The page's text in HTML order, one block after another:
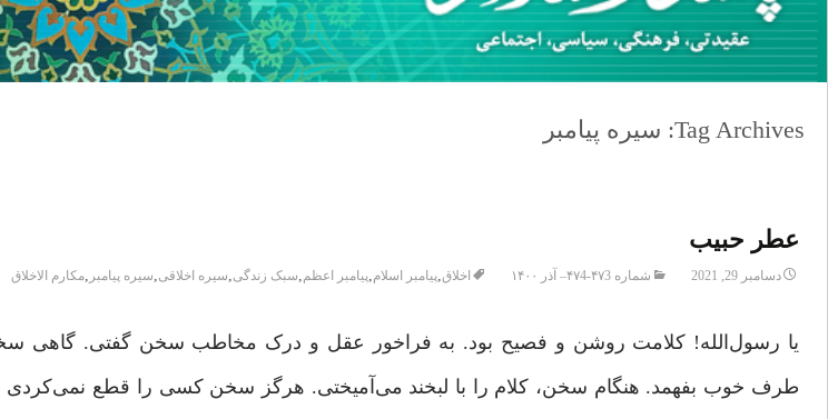
Tag Archives: سیره پیامبر
عطر حبیب
دسامبر 29, 2021 شماره ۴۷3-۴۷4– آذر ۱۴۰۰ اخلاق,پیامبر اسلام,پیامبر اعظم,سبک زندگی,سیره اخلاقی,سیره پیامبر ,مکارم الاخلاق
یا رسول‌الله! کلامت روشن و فصیح بود. به فراخور عقل و درک مخاطب سخن گفتی. گاهی
طرف خوب بفهمد. هنگام سخن، کلام را با لبخند می‌آمیختی. هرگز سخن کسی را قطع نمی‌کردی و